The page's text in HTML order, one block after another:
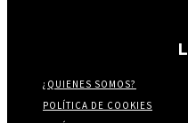
¿QUIENES SOMOS?
POLÍTICA DE COOKIES